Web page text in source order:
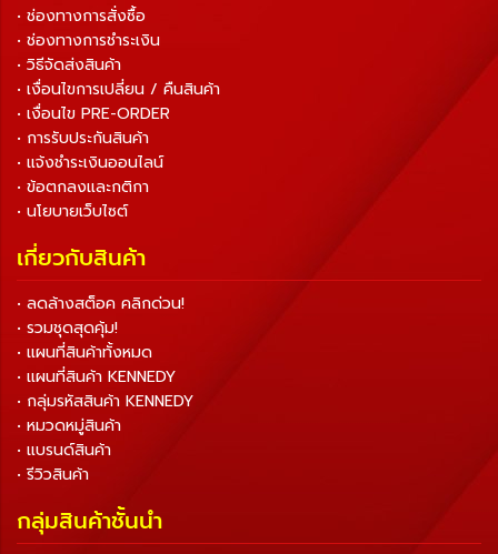
• ช่องทางการสั่งซื้อ
• ช่องทางการชำระเงิน
• วิธีจัดส่งสินค้า
• เงื่อนไขการเปลี่ยน / คืนสินค้า
• เงื่อนไข PRE-ORDER
• การรับประกันสินค้า
• แจ้งชำระเงินออนไลน์
• ข้อตกลงและกติกา
• นโยบายเว็บไซต์
เกี่ยวกับสินค้า
• ลดล้างสต็อค คลิกด่วน!
• รวมชุดสุดคุ้ม!
• แผนที่สินค้าทั้งหมด
• แผนที่สินค้า KENNEDY
• กลุ่มรหัสสินค้า KENNEDY
• หมวดหมู่สินค้า
• แบรนด์สินค้า
• รีวิวสินค้า
กลุ่มสินค้าชั้นนำ